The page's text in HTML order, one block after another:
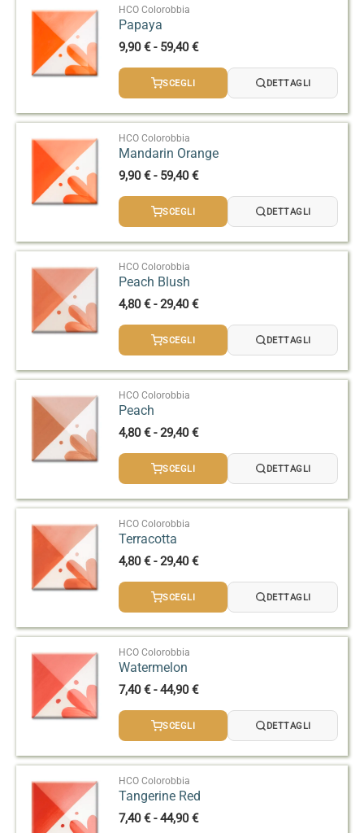
HCO Colorobbia
Papaya
9,90€ - 59,40€Fascia
prezzo:
a
SCEGLI DETTAGLI
HCO Colorobbia
Mandarin Orange
9,90€ - 59,40€Fascia
prezzo:
a
SCEGLI DETTAGLI
HCO Colorobbia
Peach Blush
4,80€ - 29,40€Fascia
prezzo:
a
SCEGLI DETTAGLI
HCO Colorobbia
Peach
4,80€ - 29,40€Fascia
prezzo:
a
SCEGLI DETTAGLI
HCO Colorobbia
Terracotta
4,80€ - 29,40€Fascia
prezzo:
a
SCEGLI DETTAGLI
HCO Colorobbia
Watermelon
7,40€ - 44,90€Fascia
prezzo:
a
SCEGLI DETTAGLI
HCO Colorobbia
Tangerine Red
7,40€ - 44,90€Fascia